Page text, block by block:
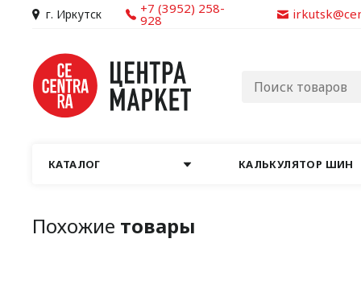
г. Иркутск +7 (3952) 258-
928
КАТАЛОГ КАЛЬКУЛЯТОР ШИН
Похожие товары